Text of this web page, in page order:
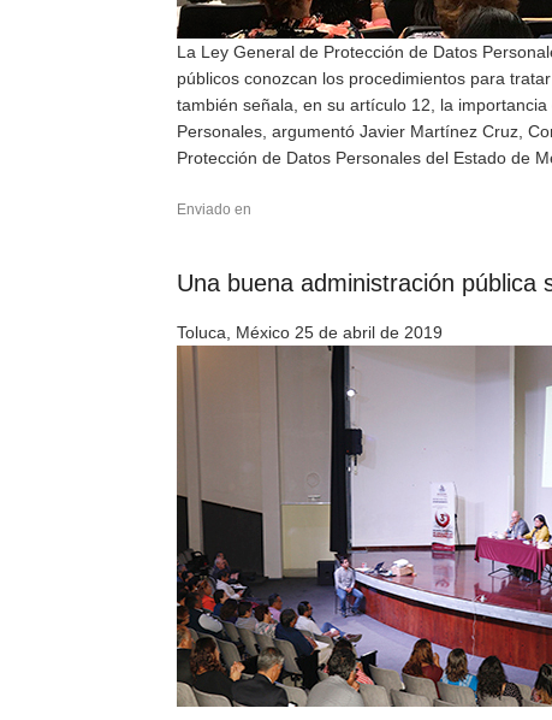
La Ley General de Protección de Datos
públicos conozcan los procedimientos para
también señala, en su artículo 12, la
Personales, argumentó Javier Martínez Cruz,
Protección de Datos Personales del Estado de
Enviado en
Una buena administración pública
Toluca, México 25 de abril de 2019